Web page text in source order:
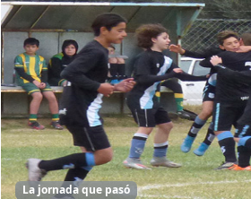
La jornada que pasó